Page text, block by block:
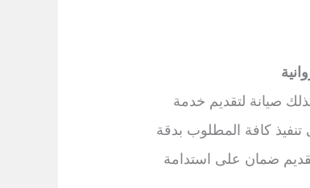
صيانة لتقديم خدمة
كافة المطلوب بدقة
ضمان على استدامة